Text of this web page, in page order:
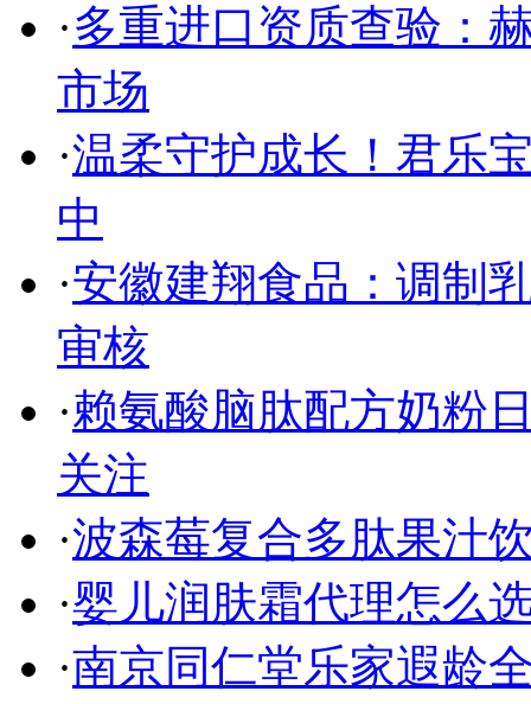
·多重进口资质查验：
市场
·温柔守护成长！君乐
中
·安徽建翔食品：调制
审核
·赖氨酸脑肽配方奶粉
关注
·波森莓复合多肽果汁
·婴儿润肤霜代理怎么
·南京同仁堂乐家遐龄